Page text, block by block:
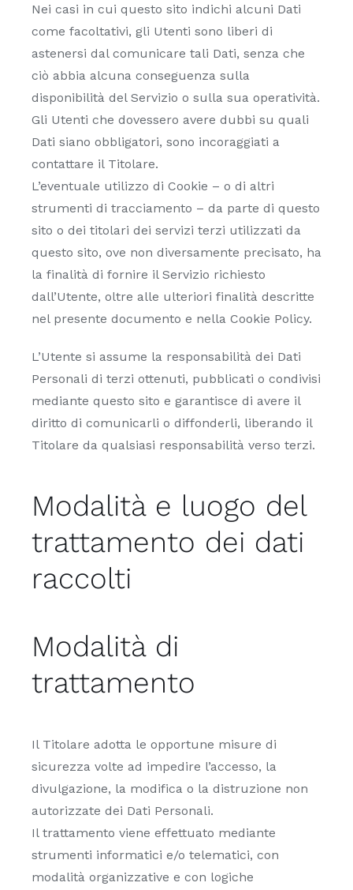
Nei casi in cui questo sito indichi alcuni Dati
come facoltativi, gli Utenti sono liberi di
astenersi dal comunicare tali Dati, senza che
ciò abbia alcuna conseguenza sulla
disponibilità del Servizio o sulla sua operatività.
Gli Utenti che dovessero avere dubbi su quali
Dati siano obbligatori, sono incoraggiati a
contattare il Titolare.
L’eventuale utilizzo di Cookie – o di altri
strumenti di tracciamento – da parte di questo
sito o dei titolari dei servizi terzi utilizzati da
questo sito, ove non diversamente precisato, ha
la finalità di fornire il Servizio richiesto
dall’Utente, oltre alle ulteriori finalità descritte
nel presente documento e nella Cookie Policy.
L’Utente si assume la responsabilità dei Dati
Personali di terzi ottenuti, pubblicati o condivisi
mediante questo sito e garantisce di avere il
diritto di comunicarli o diffonderli, liberando il
Titolare da qualsiasi responsabilità verso terzi.
Modalità e luogo del
trattamento dei dati
raccolti
Modalità di
trattamento
Il Titolare adotta le opportune misure di
sicurezza volte ad impedire l’accesso, la
divulgazione, la modifica o la distruzione non
autorizzate dei Dati Personali.
Il trattamento viene effettuato mediante
strumenti informatici e/o telematici, con
modalità organizzative e con logiche